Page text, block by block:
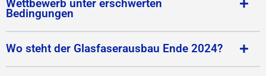
Wettbewerb unter erschwerten
Bedingungen
Wo steht der Glasfaserausbau Ende 2024?